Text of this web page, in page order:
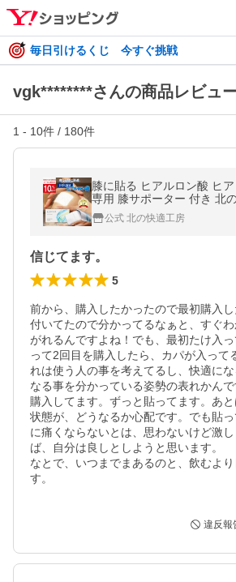
毎日引けるくじ 今すぐ挑戦
vgk********さんの商品レビュ
1 - 10件 / 180件
膝に貼る ヒアルロン酸 ヒ
専用 膝サポーター 付き 北
ひざ シート潤いを与えるヒ
無料 返金保証あり
公式 北の快適工房
信じてます。
5
前から、購入したかったので最初購入
付いてたので分かってるなぁと、すぐ
がれるんですよね！でも、最初たけ入
って2回目を購入したら、カパが入って
れは使う人の事を考えてるし、快適に
なる事を分かっている姿勢の表れかん
購入してます。ずっと貼ってます。あ
状態が、どうなるか心配です。でも貼
に痛くならないとは、思わないけど激
ば、自分は良しとしようと思います。
なとで、いつまでまあるのと、飲むよ
す。
違反報